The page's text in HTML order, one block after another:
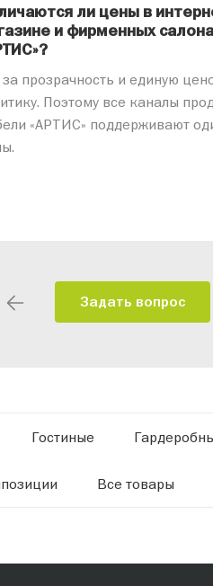
ли цены в
и фирменных
прозрачность и единую
Поэтому все каналы
«АРТИС» поддерживают
Задать вопрос
Гостиные
Все товары